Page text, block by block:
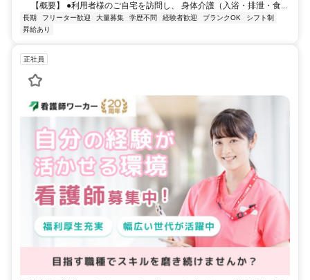
【概要】 ●利用者様のご自宅を訪問し、 身体介護（入浴・排泄・食...
長期 フリーター歓迎 大量募集 学歴不問 経験者歓迎 ブランクOK
シフト制
昇給あり
正社員